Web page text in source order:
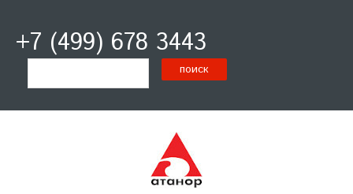
+7 (499) 678 3443